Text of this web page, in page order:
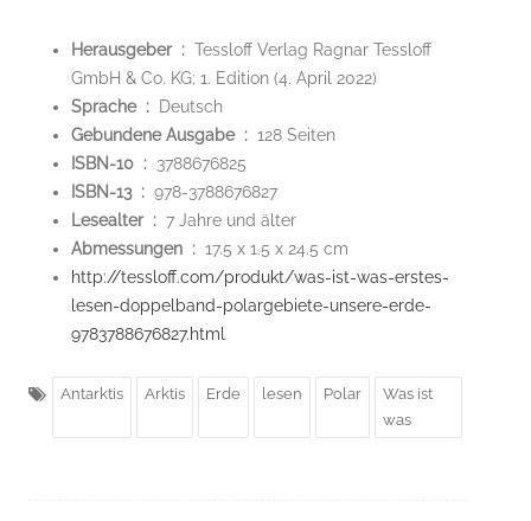
Herausgeber ‏ : ‎ Tessloff Verlag Ragnar Tessloff
GmbH & Co. KG; 1. Edition (4. April 2022)
Sprache ‏ : ‎
Deutsch
Gebundene Ausgabe ‏ : ‎ 128 Seiten
ISBN-10 ‏ : ‎ 3788676825
ISBN-13 ‏ : ‎ 978-3788676827
Lesealter ‏ : ‎ 7 Jahre und älter
Abmessungen ‏ : ‎ 17.5 x 1.5 x 24.5 cm
http://tessloff.com/produkt/was-ist-was-erstes-
lesen-doppelband-polargebiete-unsere-erde-
9783788676827.html
Antarktis Arktis Erde lesen Polar
Was ist
was